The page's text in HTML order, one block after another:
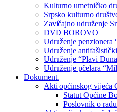
Kulturno umetničko
Srpsko kulturno
Zavičajno udruženje
DVD BOROVO
Udruženje penzionera
Udruženje
Udruženje “Plavi
Udruženje pčelara
Dokumenti
Akti općinskog vijeća
Statut Općine
Poslovnik o